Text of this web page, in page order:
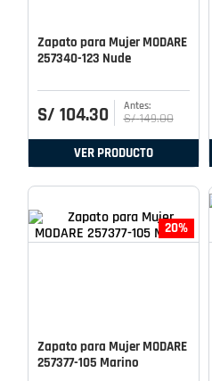
Zapato para Mujer MODARE
257340-123 Nude
S/ 104.30 S/ 149.00
VER PRODUCTO
20%
Zapato para Mujer MODARE
257377-105 Marino